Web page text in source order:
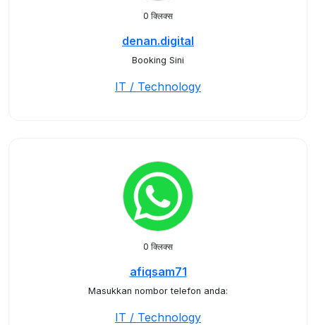
0 क्लिक्स
denan.digital
Booking Sini
IT / Technology
0 क्लिक्स
afiqsam71
Masukkan nombor telefon anda:
IT / Technology